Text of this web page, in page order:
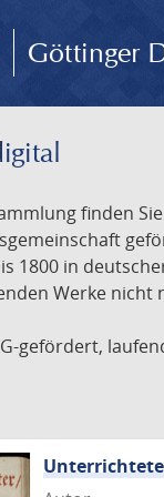
Göttinger
finden
1800 in
Werke nicht
gefördert,